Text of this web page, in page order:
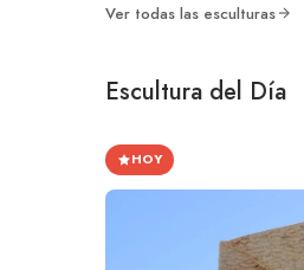
Ver todas las esculturas
Escultura del Día
HOY